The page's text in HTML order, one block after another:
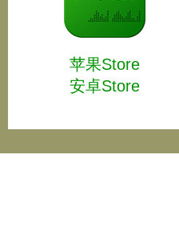
苹果Store
安卓Store